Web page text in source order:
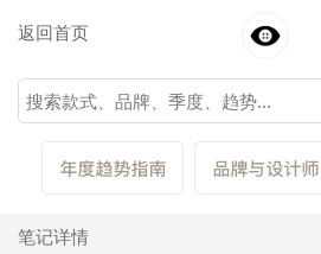
返回首页
笔记详情